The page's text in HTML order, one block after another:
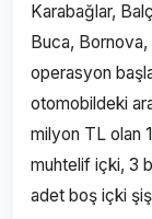
Karabağlar,
Buca, Bornova,
operasyon
otomobildeki
milyon TL olan
muhtelif içki, 3
adet boş içki